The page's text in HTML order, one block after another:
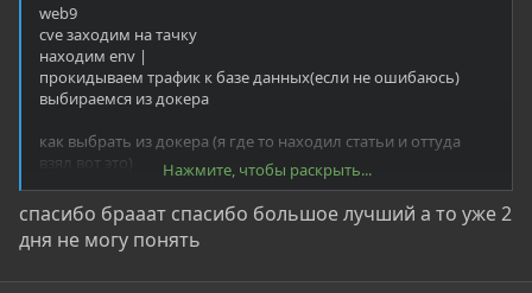
web9
cve заходим на тачку
находим env |
прокидываем трафик к базе данных(если не ошибаюсь)
выбираемся из докера
как выбрать из докера (я где то находил статьи и оттуда
взял вот это)
Код:
# Finds + enables a cgroup release_agent
# Enables notify_on_release in the cgroup
Нажмите, чтобы раскрыть...
спасибо брааат спасибо большое лучший а то уже 2
дня не могу понять